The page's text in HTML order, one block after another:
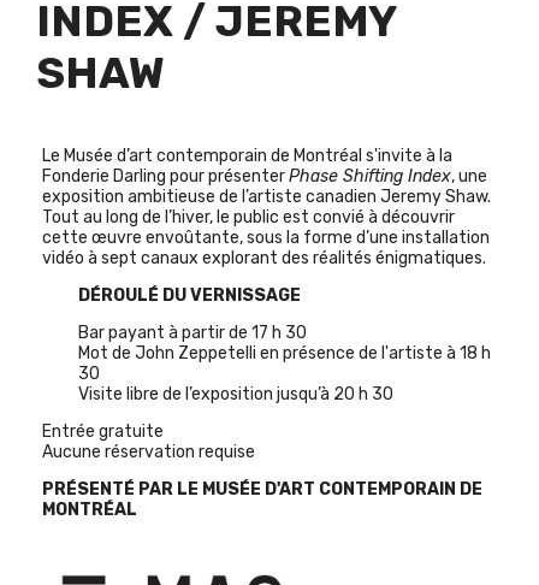
INDEX / JEREMY
SHAW
Le Musée d’art contemporain de Montréal s'invite à la
Fonderie Darling pour présenterPhase Shifting Index, une
exposition ambitieuse de l’artiste canadien Jeremy Shaw.
Tout au long de l’hiver, le public est convié à découvrir
cette œuvre envoûtante, sous la forme d’une installation
vidéo à sept canaux explorant des réalités énigmatiques.
DÉROULÉ DU VERNISSAGE
Bar payant à partir de 17 h 30
Mot de John Zeppetelli en présence de l'artiste à 18 h
30
Visite libre de l’exposition jusqu’à 20 h 30
Entrée gratuite
Aucune réservation requise
PRÉSENTÉ PAR LE MUSÉE D'ART CONTEMPORAIN DE
MONTRÉAL